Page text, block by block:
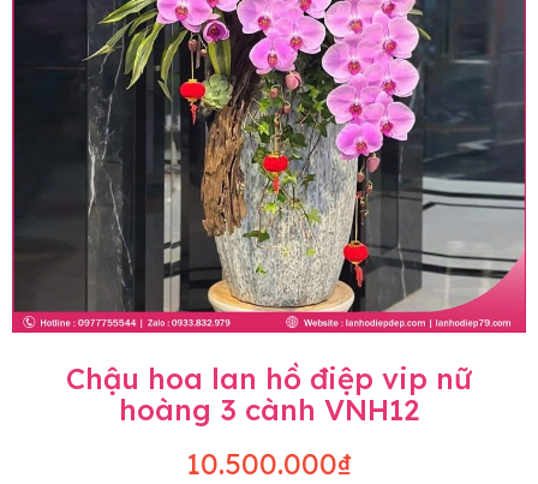
Chậu hoa lan hồ điệp vip nữ
hoàng 3 cành VNH12
10.500.000₫